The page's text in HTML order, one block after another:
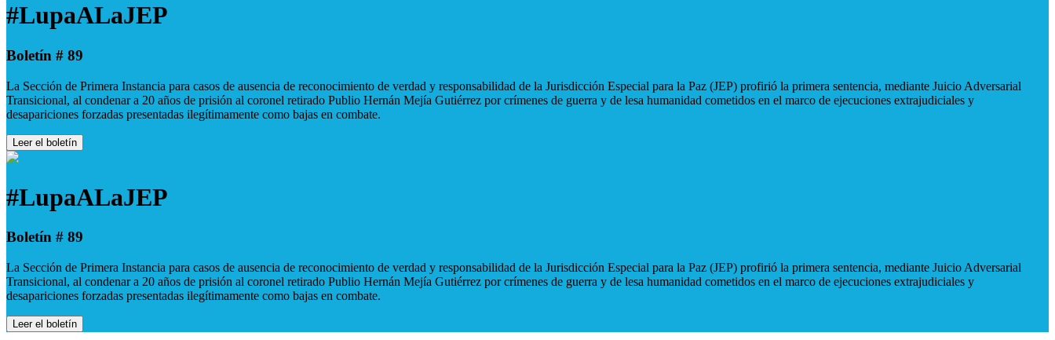
#LupaALaJEP
Boletín # 89
La Sección de Primera Instancia para casos de ausencia de reconocimiento de verdad y responsabilidad de la Jurisdicción Especial para la Paz (JEP) profirió la primera sentencia, mediante Juicio Adversarial
Transicional, al condenar a 20 años de prisión al coronel retirado Publio Hernán Mejía Gutiérrez por crímenes de guerra y de lesa humanidad cometidos en el marco de ejecuciones extrajudiciales y
desapariciones forzadas presentadas ilegítimamente como bajas en combate.
Leer el boletín
#LupaALaJEP
Boletín # 89
La Sección de Primera Instancia para casos de ausencia de reconocimiento de verdad y responsabilidad de la Jurisdicción Especial para la Paz (JEP) profirió la primera sentencia, mediante Juicio Adversarial
Transicional, al condenar a 20 años de prisión al coronel retirado Publio Hernán Mejía Gutiérrez por crímenes de guerra y de lesa humanidad cometidos en el marco de ejecuciones extrajudiciales y
desapariciones forzadas presentadas ilegítimamente como bajas en combate.
Leer el boletín